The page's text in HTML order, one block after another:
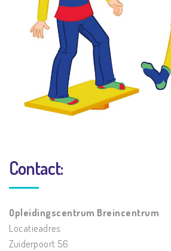
Contact:
Opleidingscentrum Breincentrum
Locatieadres:
Zuiderpoort 56